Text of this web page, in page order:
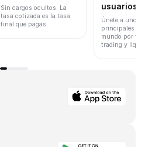
Sin cargos ocultos. La
tasa cotizada es la tasa
final que pagas.
usuarios
Únete a uno
principales
mundo por
trading y